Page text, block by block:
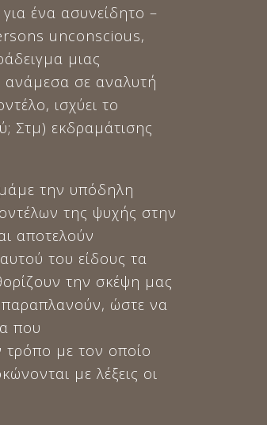
για ένα ασυνείδητο –
unconscious,
μιας
ανάμεσα σε αναλυτή
ισχύει το
Στμ) εκδραμάτισης
την υπόδηλη
της ψυχής στην
αποτελούν
του είδους τα
την σκέψη μας
παραπλανούν, ώστε να
που
τρόπο με τον οποίο
με λέξεις οι